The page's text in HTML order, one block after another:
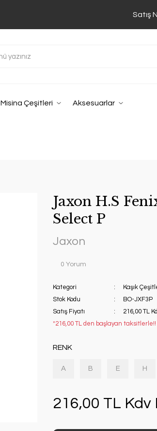
Satış
Misina Çeşitleri Aksesuarlar
Jaxon H.S
Select P
Jaxon
0 Yorum
Kategori
Kaşık
Stok Kodu
BO-JXF3P
Satış Fiyatı
216,00 TL
*216,00 TL den başlayan taksitlerle!!
RENK
A B E H
216,00 TL Kdv